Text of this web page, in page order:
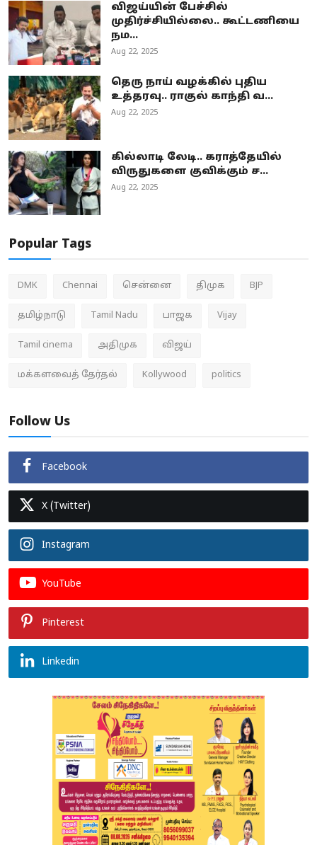
விஜய்யின் பேச்சில்
முதிர்ச்சியில்லை.. கூட்டணியை
நம...
Aug 22, 2025
தெரு நாய் வழக்கில் புதிய
உத்தரவு.. ராகுல் காந்தி வ...
Aug 22, 2025
கில்லாடி லேடி.. கராத்தேயில்
விருதுகளை குவிக்கும் ச...
Aug 22, 2025
Popular Tags
DMK Chennai சென்னை திமுக BJP
தமிழ்நாடு Tamil Nadu பாஜக Vijay
Tamil cinema அதிமுக விஜய்
மக்களவைத் தேர்தல் Kollywood politics
Follow Us
Facebook
X (Twitter)
Instagram
YouTube
Pinterest
Linkedin